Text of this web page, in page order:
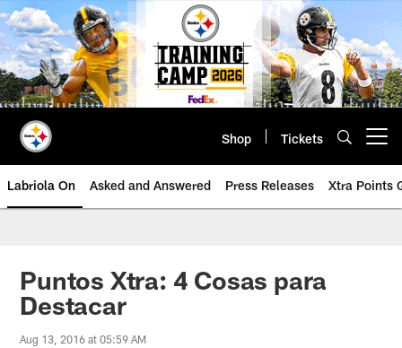
Skip
to
main
content
Shop Tickets
Labriola On Asked and Answered Press Releases Xtra Points
Puntos Xtra: 4 Cosas para
Destacar
Aug 13, 2016 at 05:59 AM